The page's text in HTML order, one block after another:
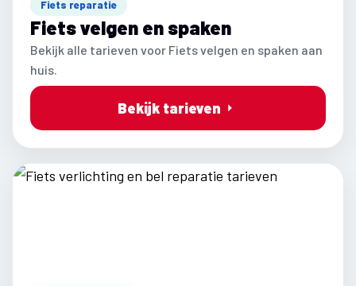
Fiets reparatie
Fiets velgen en spaken
Bekijk alle tarieven voor Fiets velgen en spaken aan
huis.
Bekijk tarieven